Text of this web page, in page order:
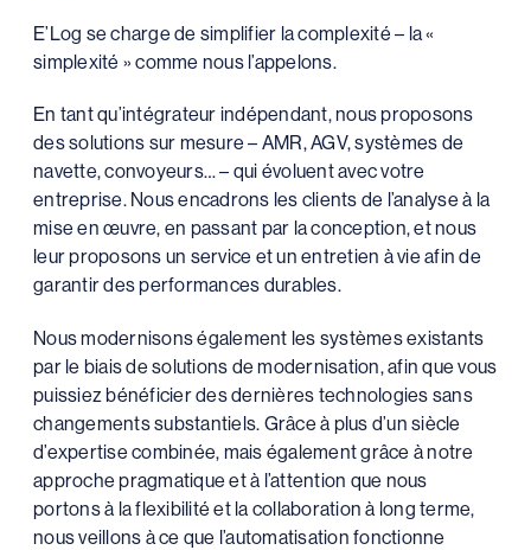
E’Log se charge de simplifier la complexité – la «
simplexité » comme nous l’appelons.
En tant qu’intégrateur indépendant, nous proposons
des solutions sur mesure – AMR, AGV, systèmes de
navette, convoyeurs… – qui évoluent avec votre
entreprise. Nous encadrons les clients de l’analyse à la
mise en œuvre, en passant par la conception, et nous
leur proposons un service et un entretien à vie afin de
garantir des performances durables.
Nous modernisons également les systèmes existants
par le biais de solutions de modernisation, afin que vous
puissiez bénéficier des dernières technologies sans
changements substantiels. Grâce à plus d’un siècle
d’expertise combinée, mais également grâce à notre
approche pragmatique et à l’attention que nous
portons à la flexibilité et la collaboration à long terme,
nous veillons à ce que l’automatisation fonctionne